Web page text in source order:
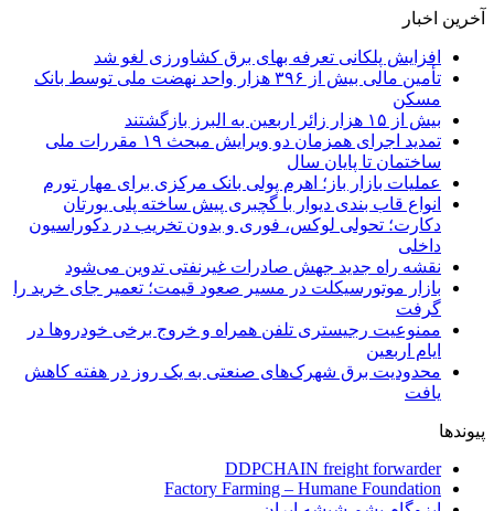
آخرین اخبار
افزایش پلکانی تعرفه بهای برق کشاورزی لغو شد
تأمین مالی بیش از ۳۹۶ هزار واحد نهضت ملی توسط بانک
مسکن
بیش از ۱۵ هزار زائر اربعین به البرز بازگشتند
تمدید اجرای همزمان دو ویرایش مبحث ۱۹ مقررات ملی
ساختمان تا پایان سال
عملیات بازار باز؛ اهرم پولی بانک مرکزی برای مهار تورم
انواع قاب بندی دیوار با گچبری پیش ساخته پلی یورتان
دکارت؛ تحولی لوکس، فوری و بدون تخریب در دکوراسیون
داخلی
نقشه راه جدید جهش صادرات غیرنفتی تدوین می‌شود
بازار موتورسیکلت در مسیر صعود قیمت؛ تعمیر جای خرید را
گرفت
ممنوعیت رجیستری تلفن همراه و خروج برخی خودروها در
ایام اربعین
محدودیت برق شهرک‌های صنعتی به یک روز در هفته کاهش
یافت
پیوندها
DDPCHAIN freight forwarder
Factory Farming – Humane Foundation